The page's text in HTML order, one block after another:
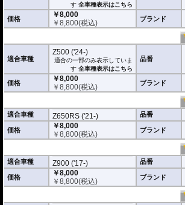
す全車種表示はこちら
価格
￥8,000
￥8,800(税込) ブランド
適合車種
Z500 ('24-)
適合の一部のみ表示していま
す全車種表示はこちら
品番
価格
￥8,000
￥8,800(税込) ブランド
適合車種 Z650RS ('21-) 品番
価格
￥8,000
￥8,800(税込) ブランド
適合車種 Z900 ('17-) 品番
価格
￥8,000
￥8,800(税込) ブランド